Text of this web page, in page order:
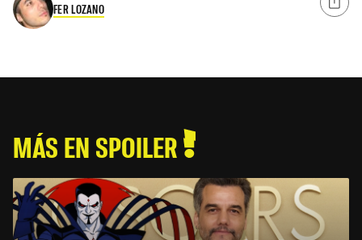
FER LOZANO
MÁS EN SPOILER